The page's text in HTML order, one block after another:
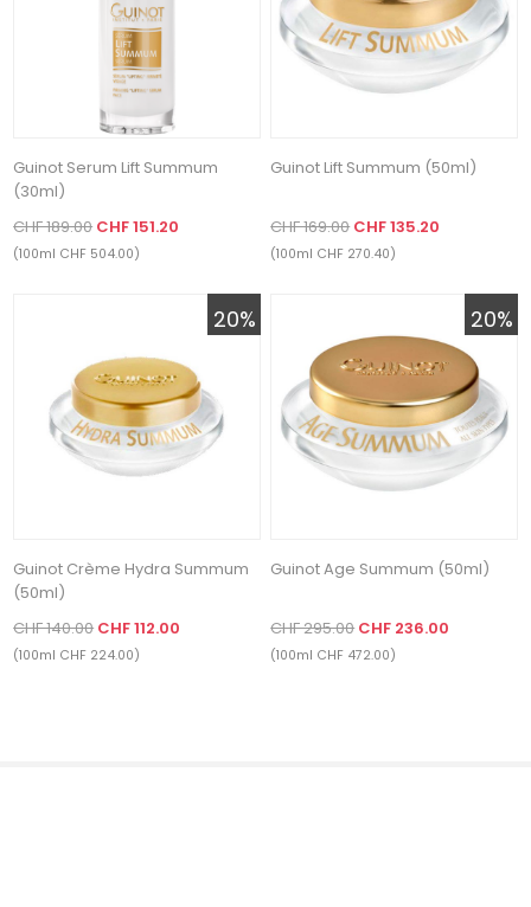
Guinot Serum Lift Summum
(30ml)
CHF 189.00 CHF 151.20
(100ml CHF 504.00)
Guinot Lift Summum (50ml)
CHF 169.00CHF 135.20
(100ml CHF 270.40)
20%
Guinot Crème Hydra Summum
(50ml)
CHF 140.00 CHF 112.00
(100ml CHF 224.00)
20%
Guinot Age Summum (50ml)
CHF 295.00CHF 236.00
(100ml CHF 472.00)